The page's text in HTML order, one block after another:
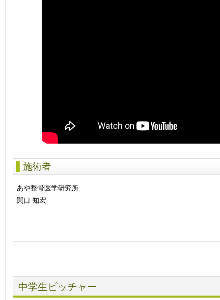
施術者
あや整骨医学研究所
関口 知宏
中学生ピッチャー